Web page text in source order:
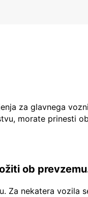
za glavnega
morate prinesti
ob
Za nekatera vozila